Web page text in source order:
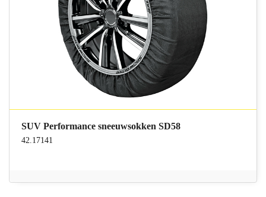
SUV Performance sneeuwsokken SD58
42.17141